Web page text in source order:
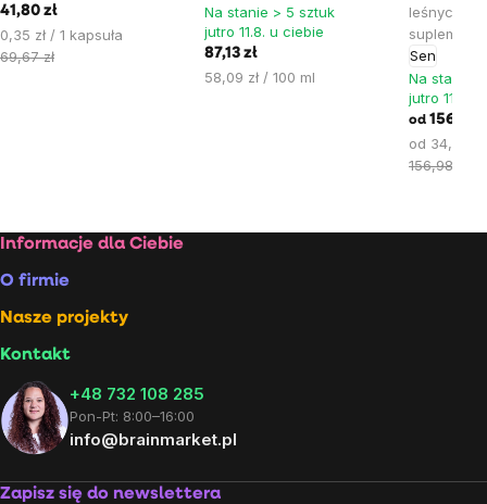
41,80 zł
Cena
jednostkowa:
0,35 zł / 1 kapsuła
69,67 zł
Na stanie > 5 sztuk
jutro 11.8. u ciebie
87,13 zł
Cena
58,09 zł / 100 ml
leśnych,
suplement
Sen
Na stanie
jutro 11.8.
od 156,83
Cena
od 34,85
156,98 zł
Stopka
Informacje dla Ciebie
O firmie
Nasze projekty
Kontakt
+48 732 108 285
Pon-Pt: 8:00–16:00
info@brainmarket.pl
Zapisz się do newslettera